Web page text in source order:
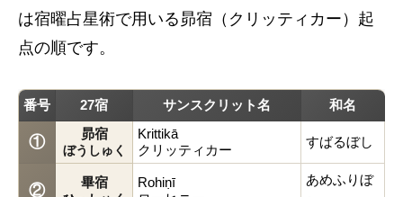
は宿曜占星術で用いる昴宿（クリッティカー）起
点の順です。
番号 27宿 サンスクリット名 和名
① 昴宿
ぼうしゅく
Krittikā
クリッティカー
すばるぼし
② 畢宿
Rohiṇī
あめふりぼ